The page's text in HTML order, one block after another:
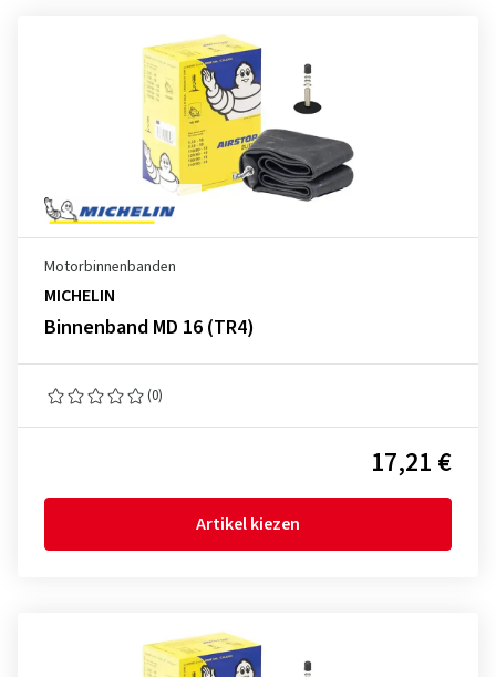
Motorbinnenbanden
MICHELIN
Binnenband MD 16 (TR4)
(0)
17,21 €
Artikel kiezen